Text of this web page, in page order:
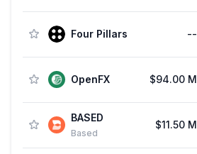
Four Pillars --
OpenFX $94.00 M
BASED
Based
$11.50 M